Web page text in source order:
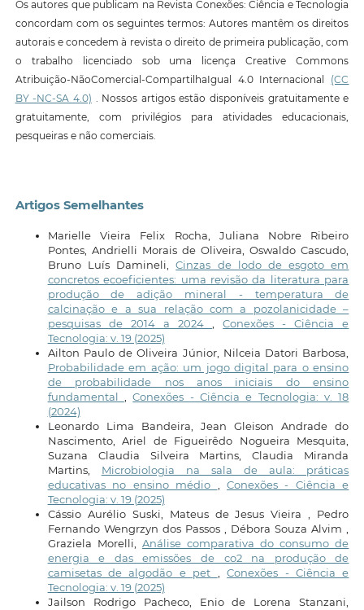
Os autores que publicam na Revista Conexões: Ciência e Tecnologia
concordam com os seguintes termos: Autores mantêm os direitos
autorais e concedem à revista o direito de primeira publicação, com
o trabalho licenciado sob uma licença Creative Commons
Atribuição-NãoComercial-CompartilhaIgual 4.0 Internacional (CC
BY -NC-SA 4.0) . Nossos artigos estão disponíveis gratuitamente e
gratuitamente, com privilégios para atividades educacionais,
pesqueiras e não comerciais.
Artigos Semelhantes
Marielle Vieira Felix Rocha, Juliana Nobre Ribeiro
Pontes, Andrielli Morais de Oliveira, Oswaldo Cascudo,
Bruno Luís Damineli,Cinzas de lodo de esgoto em
concretos ecoeficientes: uma revisão da literatura para
produção de adição mineral - temperatura de
calcinação e a sua relação com a pozolanicidade –
pesquisas de 2014 a 2024
,Conexões - Ciência e
Tecnologia: v. 19 (2025)
Ailton Paulo de Oliveira Júnior, Nilceia Datori Barbosa,
Probabilidade em ação: um jogo digital para o ensino
de probabilidade nos anos iniciais do ensino
fundamental
,Conexões - Ciência e Tecnologia: v. 18
(2024)
Leonardo Lima Bandeira, Jean Gleison Andrade do
Nascimento, Ariel de Figueirêdo Nogueira Mesquita,
Suzana Claudia Silveira Martins, Claudia Miranda
Martins, Microbiologia na sala de aula: práticas
educativas no ensino médio
Conexões - Ciência e
Tecnologia: v. 19 (2025)
Cássio Aurélio Suski, Mateus de Jesus Vieira , Pedro
Fernando Wengrzyn dos Passos , Débora Souza Alvim ,
Graziela Morelli, Análise comparativa do consumo de
energia e das emissões de co2 na produção de
camisetas de algodão e pet
,Conexões - Ciência e
Tecnologia: v. 19 (2025)
Jailson Rodrigo Pacheco, Enio de Lorena Stanzani,